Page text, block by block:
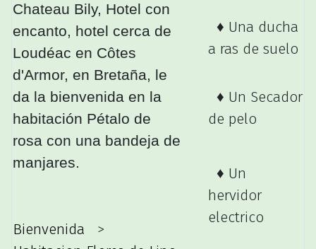
Chateau Bily, Hotel con
encanto, hotel cerca de
Loudéac en Côtes
d'Armor, en Bretaña, le
da la bienvenida en la
habitación Pétalo de
rosa con una bandeja de
manjares.
Bienvenida
>
♦ Una ducha
a ras de suelo
♦ Un Secador
de pelo
♦ Un
hervidor
electrico